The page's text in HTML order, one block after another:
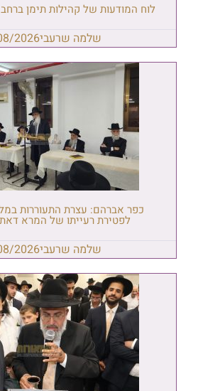
לוח המודעות של קהילות תימן
שלמה שרעבי2026
כפר אברהם: עצרת התעוררות
לפטירת רעייתו של המרא
שלמה שרעבי2026